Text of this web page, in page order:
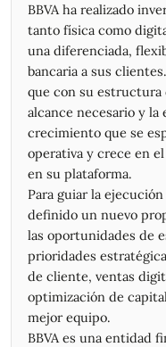
07/05/2026
15,74
06/05/2026
14,75
05/05/2026
14,25
04/05/2026
13,62
01/05/2026
14,35
30/04/2026
14,25
29/04/2026
14,75
28/04/2026
14,37
27/04/2026
24/04/2026
15,59
22/04/2026
16,57
21/04/2026
16,24
20/04/2026
16,18
17/04/2026
16/04/2026
16,28
BBVA ha realizado
tanto física como
una diferenciada,
bancaria a sus
que con su
alcance necesario y la
crecimiento que se
operativa y crece en
en su plataforma.
Para guiar la
definido un nuevo
las oportunidades de
prioridades
de cliente, ventas
optimización de
mejor equipo.
BBVA es una entidad